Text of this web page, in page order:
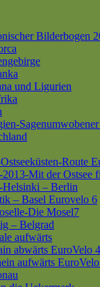
Bilderbogen
und Ligurien
Route
2013-Mit der Ostsee
Helsinki – Berlin
– Basel Eurovelo 6
Die Mosel7
– Belgrad
aufwärts
abwärts EuroVelo 4
aufwärts